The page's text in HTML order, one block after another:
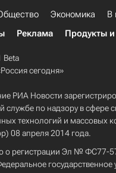
Экономика В
Реклама Продукты
Beta
сегодня»
РИА Новости
службе по надзору в сфере
технологий и массовых
08 апреля 2014 года.
о регистрации Эл № ФС77-
государственное